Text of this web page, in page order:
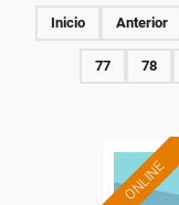
Inicio Anterior
77 78
ONLINE